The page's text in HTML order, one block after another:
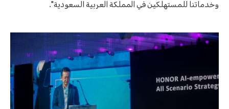
وخدماتنا للمستهلكين في المملكة العربية السعودية".